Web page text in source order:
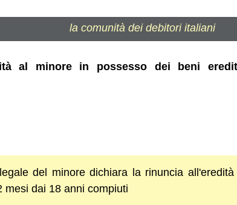
la comunità dei debitori italiani
al minore in possesso dei beni
del minore dichiara la rinuncia
mesi dai 18 anni compiuti